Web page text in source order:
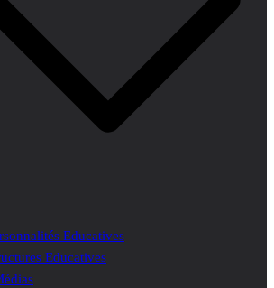
Educatives
Educatives